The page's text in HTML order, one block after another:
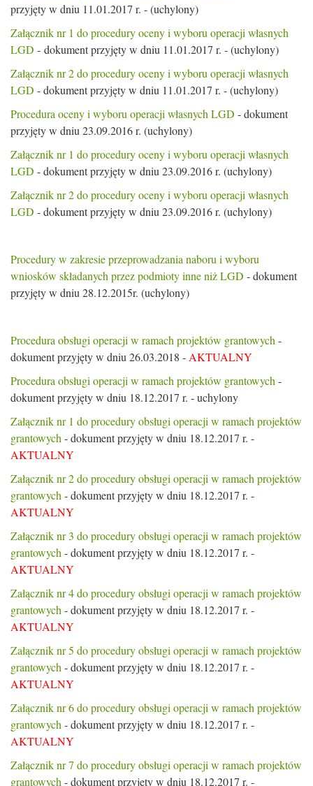
przyjęty w dniu 11.01.2017 r. - (uchylony)
Załącznik nr 1 do procedury oceny i wyboru operacji własnych
LGD - dokument przyjęty w dniu 11.01.2017 r. - (uchylony)
Załącznik nr 2 do procedury oceny i wyboru operacji własnych
LGD - dokument przyjęty w dniu 11.01.2017 r. - (uchylony)
Procedura oceny i wyboru operacji własnych LGD - dokument
przyjęty w dniu 23.09.2016 r. (uchylony)
Załącznik nr 1 do procedury oceny i wyboru operacji własnych
LGD - dokument przyjęty w dniu 23.09.2016 r. (uchylony)
Załącznik nr 2 do procedury oceny i wyboru operacji własnych
LGD - dokument przyjęty w dniu 23.09.2016 r. (uchylony)
Procedury w zakresie przeprowadzania naboru i wyboru
wniosków składanych przez podmioty inne niż LGD - dokument
przyjęty w dniu 28.12.2015r. (uchylony)
Procedura obsługi operacji w ramach projektów grantowych -
dokument przyjęty w dniu 26.03.2018 - AKTUALNY
Procedura obsługi operacji w ramach projektów grantowych -
dokument przyjęty w dniu 18.12.2017 r. - uchylony
Załącznik nr 1 do procedury obsługi operacji w ramach projektów
grantowych - dokument przyjęty w dniu 18.12.2017 r. -
AKTUALNY
Załącznik nr 2 do procedury obsługi operacji w ramach projektów
grantowych - dokument przyjęty w dniu 18.12.2017 r. -
AKTUALNY
Załącznik nr 3 do procedury obsługi operacji w ramach projektów
grantowych - dokument przyjęty w dniu 18.12.2017 r. -
AKTUALNY
Załącznik nr 4 do procedury obsługi operacji w ramach projektów
grantowych - dokument przyjęty w dniu 18.12.2017 r. -
AKTUALNY
Załącznik nr 5 do procedury obsługi operacji w ramach projektów
grantowych - dokument przyjęty w dniu 18.12.2017 r. -
AKTUALNY
Załącznik nr 6 do procedury obsługi operacji w ramach projektów
grantowych - dokument przyjęty w dniu 18.12.2017 r. -
AKTUALNY
Załącznik nr 7 do procedury obsługi operacji w ramach projektów
grantowych - dokument przyjęty w dniu 18.12.2017 r. -